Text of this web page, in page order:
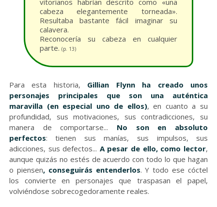
vitorianos habrían descrito como «una
cabeza elegantemente torneada».
Resultaba bastante fácil imaginar su
calavera.
Reconocería su cabeza en cualquier
parte. (p. 13)
Para esta historia, Gillian Flynn ha creado unos
personajes principales que son una auténtica
maravilla (en especial uno de ellos), en cuanto a su
profundidad, sus motivaciones, sus contradicciones, su
manera de comportarse... No son en absoluto
perfectos: tienen sus manías, sus impulsos, sus
adicciones, sus defectos... A pesar de ello, como lector,
aunque quizás no estés de acuerdo con todo lo que hagan
o piensen, conseguirás entenderlos. Y todo ese cóctel
los convierte en personajes que traspasan el papel,
volviéndose sobrecogedoramente reales.